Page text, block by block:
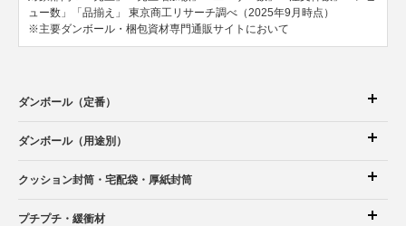
ュー数」「品揃え」
東京商工リサーチ調べ（2025年9月時点）
※主要ダンボール・梱包資材専門通販サイトにおいて
ダンボール（定番）
ダンボール（用途別）
クッション封筒 ・宅配袋 ・厚紙封筒
プチプチ・緩衝材